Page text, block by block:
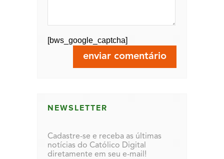
[bws_google_captcha]
NEWSLETTER
Cadastre-se e receba as últimas
notícias do Católico Digital
diretamente em seu e-mail!